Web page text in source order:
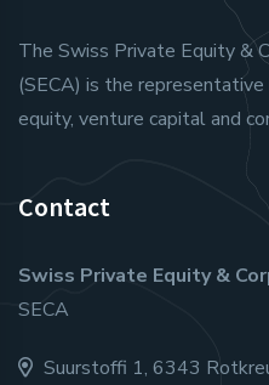
The Swiss Private Equity &
(SECA) is the
equity, venture capital and
Contact
Swiss Private Equity &
SECA
Suurstoffi 1, 6343